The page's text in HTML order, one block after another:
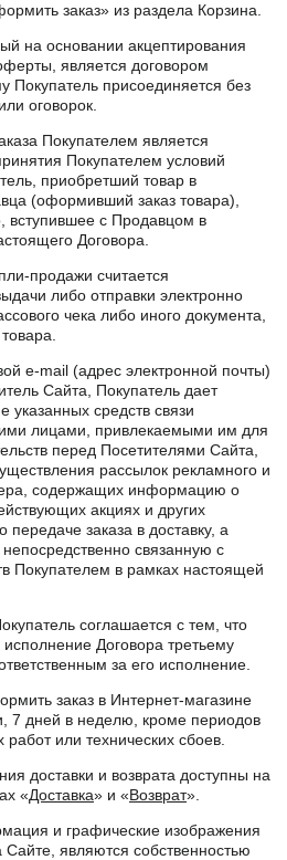
заказ» из раздела Корзина.
на основании акцептирования
является договором
Покупатель присоединяется без
оговорок.
Покупателем является
Покупателем условий
приобретший товар в
(оформивший заказ товара),
вступившее с Продавцом в
Договора.
продажи считается
либо отправки электронно
чека либо иного документа,
e-mail (адрес электронной почты)
Сайта, Покупатель дает
указанных средств связи
лицами, привлекаемыми им для
перед Посетителями Сайта,
рассылок рекламного и
содержащих информацию о
акциях и других
заказа в доставку, а
связанную с
Покупателем в рамках настоящей
соглашается с тем, что
Договора третьему
за его исполнение.
заказ в Интернет-магазине
7 дней в неделю, кроме периодов
или технических сбоев.
доставки и возврата доступны на
«Доставка» и «Возврат».
и графические изображения
являются собственностью